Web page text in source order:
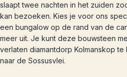
slaapt twee nachten in het zuiden
kan bezoeken. Kies je voor ons
een bungalow op de rand van de
meer uit. Je kunt deze bouwsteen
verlaten diamantdorp Kolmanskop
naar de Sossusvlei.